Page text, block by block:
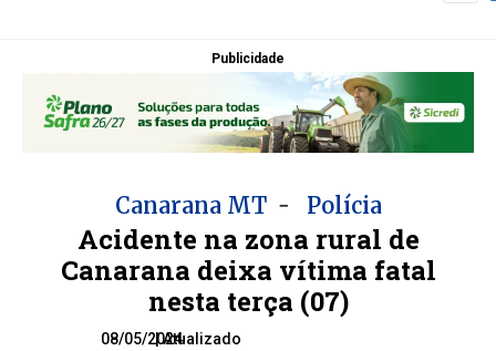
Publicidade
Canarana MT - Polícia
Acidente na zona rural de
Canarana deixa vítima fatal
nesta terça (07)
08/05/2024| Atualizado